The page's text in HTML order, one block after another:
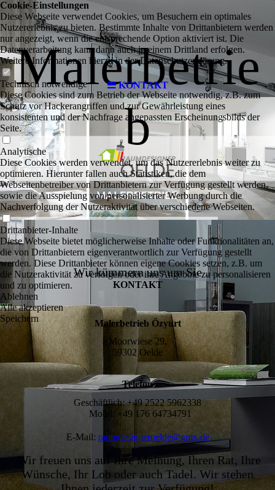
KONTAKT
Malerbetrie
b
Wir kümmern uns um Sie
KONTAKT
Malerbetrieb Özyurt
Moorwiese 29,
59302 Oelde
Telefon
Geschäftlich: +49 2522 5962338
Mobil: +49 176 64734791
E-Mail: raumdesigneroelde@gmx.de
Wir freuen uns auf Ihre Meinung, Ihren Rat, Ihre
Wünsche, Ihr Lob oder auch Tadel. Wir stehen
Cookie-Einstellungen
Diese Webseite verwendet Cookies, um Besuchern ein optimales
Nutzererlebnis zu bieten. Bestimmte Inhalte von Drittanbietern werden
nur angezeigt, wenn die entsprechende Option aktiviert ist. Die
Datenverarbeitung kann dann auch in einem Drittland erfolgen.
Weitere Informationen hierzu in der Datenschutzerklärung.
Technisch notwendige
Diese Cookies sind zum Betrieb der Webseite notwendig, z.B. zum
Schutz vor Hackerangriffen und zur Gewährleistung eines
konsistenten und der Nachfrage angepassten Erscheinungsbilds der
Seite.
Analytische
Diese Cookies werden verwendet, um das Nutzererlebnis weiter zu
optimieren. Hierunter fallen auch Statistiken, die dem
Webseitenbetreiber von Drittanbietern zur Verfügung gestellt werden,
sowie die Ausspielung von personalisierter Werbung durch die
Nachverfolgung der Nutzeraktivität über verschiedene Webseiten.
Drittanbieter-Inhalte
Diese Webseite bietet möglicherweise Inhalte oder Funktionalitäten an,
die von Drittanbietern eigenverantwortlich zur Verfügung gestellt
werden. Diese Drittanbieter können eigene Cookies setzen, z.B. um
die Nutzeraktivität zu verfolgen oder ihre Angebote zu personalisieren
und zu optimieren.
Ablehnen
Alle akzeptieren
Speichern